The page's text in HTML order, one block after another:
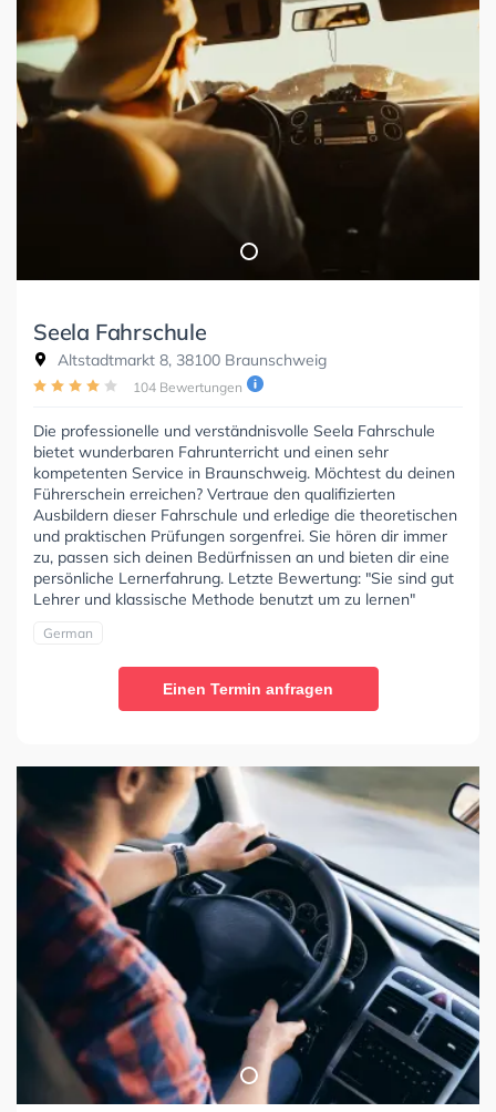
Seela Fahrschule
Altstadtmarkt 8, 38100 Braunschweig
104 Bewertungen
Die professionelle und verständnisvolle Seela Fahrschule
bietet wunderbaren Fahrunterricht und einen sehr
kompetenten Service in Braunschweig. Möchtest du deinen
Führerschein erreichen? Vertraue den qualifizierten
Ausbildern dieser Fahrschule und erledige die theoretischen
und praktischen Prüfungen sorgenfrei. Sie hören dir immer
zu, passen sich deinen Bedürfnissen an und bieten dir eine
persönliche Lernerfahrung. Letzte Bewertung: "Sie sind gut
Lehrer und klassische Methode benutzt um zu lernen"
German
Einen Termin anfragen